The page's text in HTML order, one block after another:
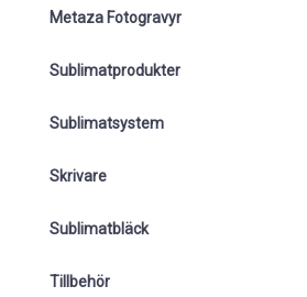
Metaza Fotogravyr
Sublimatprodukter
Sublimatsystem
Skrivare
Sublimatbläck
Tillbehör